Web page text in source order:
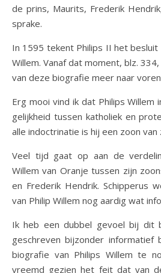
de prins, Maurits, Frederik
sprake.
In 1595 tekent Philips II het
Willem. Vanaf dat moment, blz.
van deze biografie meer naar
Erg mooi vind ik dat Philips Willem
gelijkheid tussen katholiek en
alle indoctrinatie is hij een zoon van
Veel tijd gaat op aan de
Willem van Oranje tussen zijn
en Frederik Hendrik. Schipperus
van Philip Willem nog aardig wat
Ik heb een dubbel gevoel bij dit
geschreven bijzonder
biografie van Philips Willem te
vreemd gezien het feit dat van